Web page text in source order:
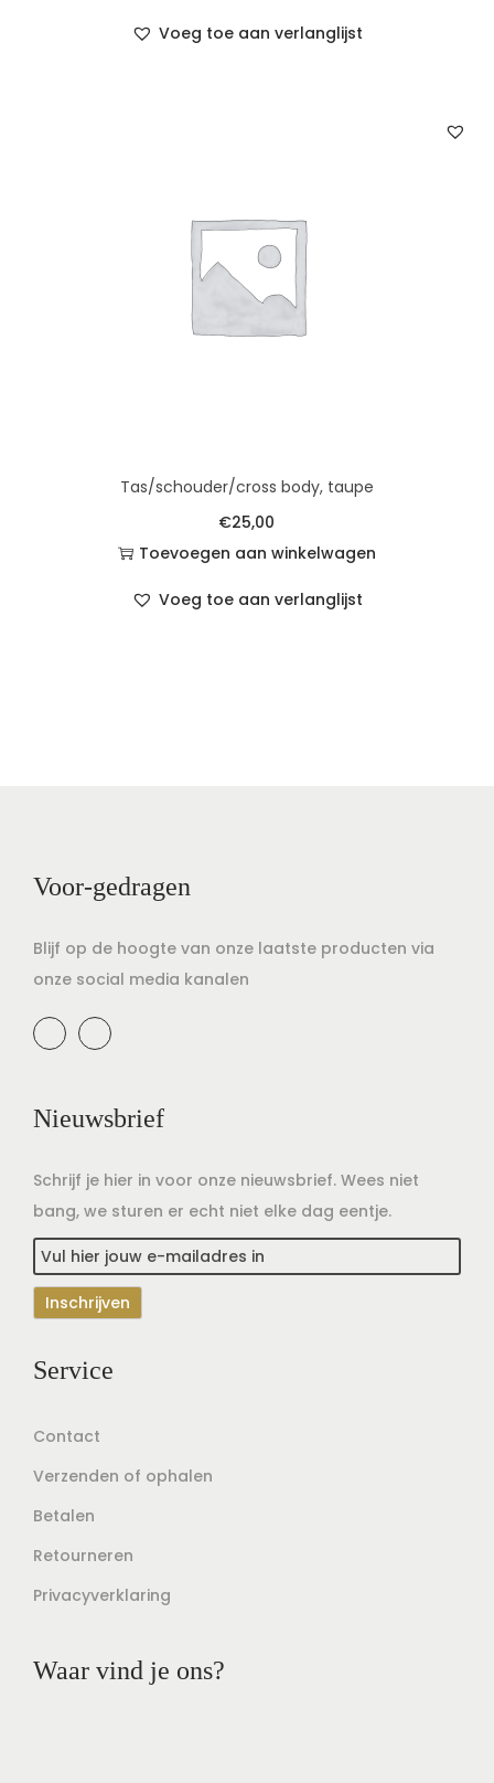
Voeg toe aan verlanglijst
Tas/schouder/cross body, taupe
€25,00
Toevoegen aan winkelwagen
Voeg toe aan verlanglijst
Voor-gedragen
Blijf op de hoogte van onze laatste producten via
onze social media kanalen
Nieuwsbrief
Schrijf je hier in voor onze nieuwsbrief. Wees niet
bang, we sturen er echt niet elke dag eentje.
Service
Contact
Verzenden of ophalen
Betalen
Retourneren
Privacyverklaring
Waar vind je ons?